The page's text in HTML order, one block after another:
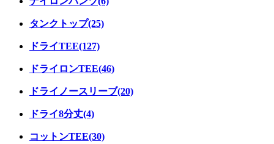
タンクトップ(25)
ドライTEE(127)
ドライロンTEE(46)
ドライノースリーブ(20)
ドライ8分丈(4)
コットンTEE(30)